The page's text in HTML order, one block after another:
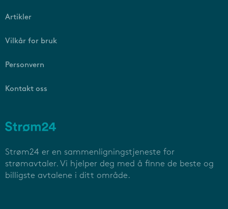
Strøm24 er en sammenligningstjeneste for
strømavtaler. Vi hjelper deg med å finne de beste og
billigste avtalene i ditt område.
Artikler
Vilkår for bruk
Personvern
Kontakt oss